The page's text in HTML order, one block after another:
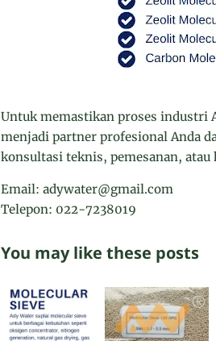
Untuk memastikan proses industri
menjadi partner profesional Anda
konsultasi teknis, pemesanan,
Email: adywater@gmail.com
Telepon: 022-7238019
You may like these posts